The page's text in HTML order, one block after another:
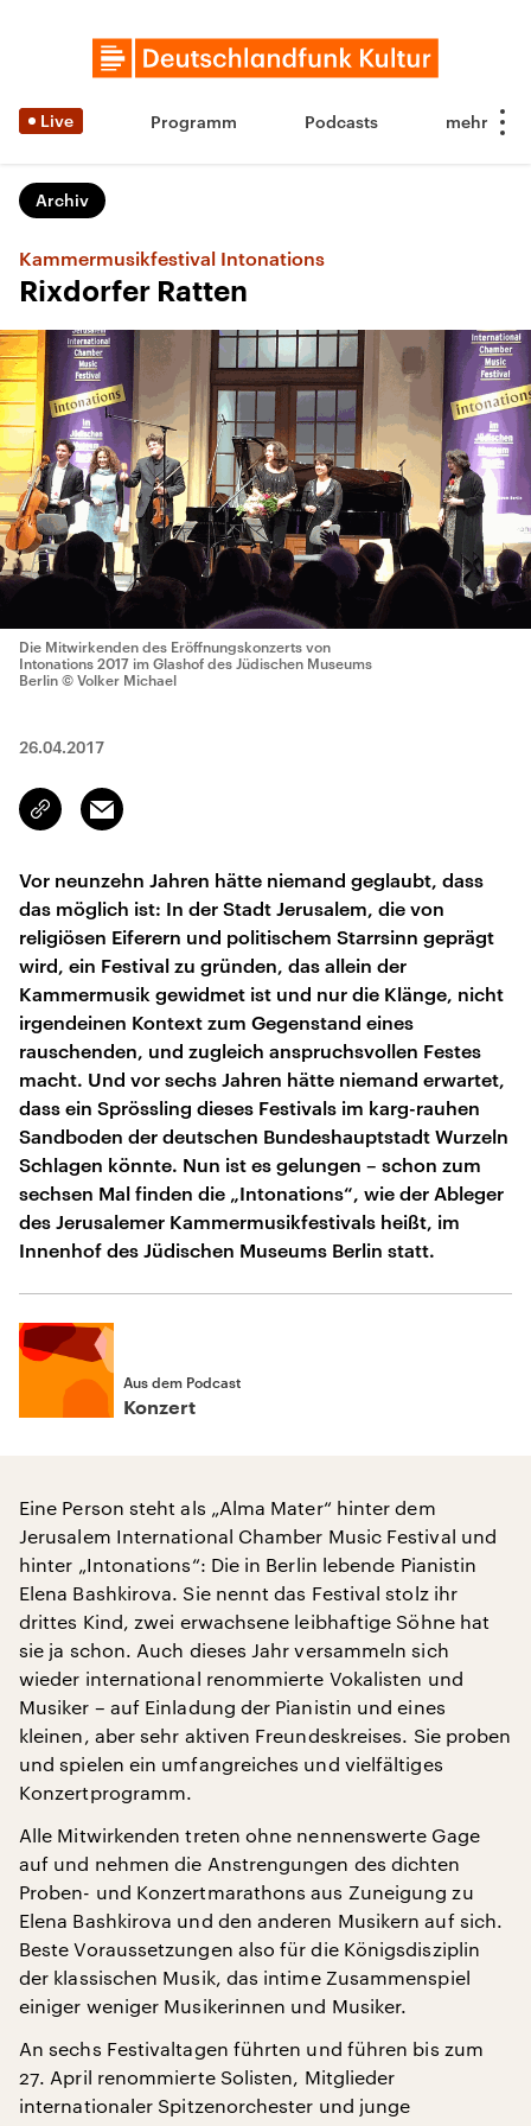
Live Programm Podcasts
Archiv
Kammermusikfestival Intonations
Rixdorfer Ratten
Die Mitwirkenden des Eröffnungskonzerts von
Intonations 2017 im Glashof des Jüdischen Museums
Berlin © Volker Michael
26.04.2017
Link
kopieren/teilen
Email
Vor neunzehn Jahren hätte niemand geglaubt, dass
das möglich ist: In der Stadt Jerusalem, die von
religiösen Eiferern und politischem Starrsinn geprägt
wird, ein Festival zu gründen, das allein der
Kammermusik gewidmet ist und nur die Klänge, nicht
irgendeinen Kontext zum Gegenstand eines
rauschenden, und zugleich anspruchsvollen Festes
macht. Und vor sechs Jahren hätte niemand erwartet,
dass ein Sprössling dieses Festivals im karg-rauhen
Sandboden der deutschen Bundeshauptstadt Wurzeln
Schlagen könnte. Nun ist es gelungen – schon zum
sechsen Mal finden die „Intonations“, wie der Ableger
des Jerusalemer Kammermusikfestivals heißt, im
Innenhof des Jüdischen Museums Berlin statt.
Aus dem Podcast
Konzert
Eine Person steht als „Alma Mater“ hinter dem
Jerusalem International Chamber Music Festival und
hinter „Intonations“: Die in Berlin lebende Pianistin
Elena Bashkirova. Sie nennt das Festival stolz ihr
drittes Kind, zwei erwachsene leibhaftige Söhne hat
sie ja schon. Auch dieses Jahr versammeln sich
wieder international renommierte Vokalisten und
Musiker – auf Einladung der Pianistin und eines
kleinen, aber sehr aktiven Freundeskreises. Sie proben
und spielen ein umfangreiches und vielfältiges
Konzertprogramm.
Alle Mitwirkenden treten ohne nennenswerte Gage
auf und nehmen die Anstrengungen des dichten
Proben- und Konzertmarathons aus Zuneigung zu
Elena Bashkirova und den anderen Musikern auf sich.
Beste Voraussetzungen also für die Königsdisziplin
der klassischen Musik, das intime Zusammenspiel
einiger weniger Musikerinnen und Musiker.
An sechs Festivaltagen führten und führen bis zum
27. April renommierte Solisten, Mitglieder
internationaler Spitzenorchester und junge